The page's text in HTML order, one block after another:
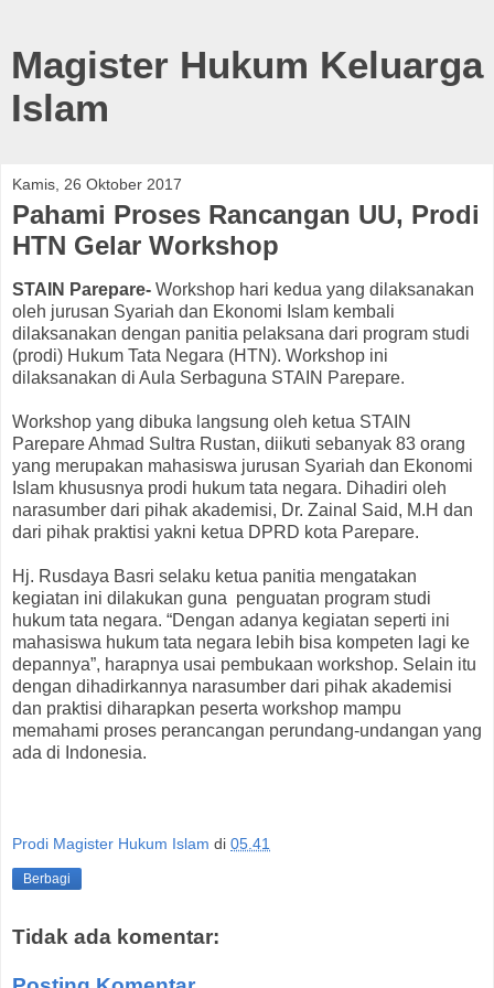
Magister Hukum Keluarga
Islam
Kamis, 26 Oktober 2017
Pahami Proses Rancangan UU, Prodi
HTN Gelar Workshop
STAIN Parepare- Workshop hari kedua yang dilaksanakan
oleh jurusan Syariah dan Ekonomi Islam kembali
dilaksanakan dengan panitia pelaksana dari program studi
(prodi) Hukum Tata Negara (HTN). Workshop ini
dilaksanakan di Aula Serbaguna STAIN Parepare.
Workshop yang dibuka langsung oleh ketua STAIN
Parepare Ahmad Sultra Rustan, diikuti sebanyak 83 orang
yang merupakan mahasiswa jurusan Syariah dan Ekonomi
Islam khususnya prodi hukum tata negara. Dihadiri oleh
narasumber dari pihak akademisi, Dr. Zainal Said, M.H dan
dari pihak praktisi yakni ketua DPRD kota Parepare.
Hj. Rusdaya Basri selaku ketua panitia mengatakan
kegiatan ini dilakukan guna penguatan program studi
hukum tata negara. “Dengan adanya kegiatan seperti ini
mahasiswa hukum tata negara lebih bisa kompeten lagi ke
depannya”, harapnya usai pembukaan workshop. Selain itu
dengan dihadirkannya narasumber dari pihak akademisi
dan praktisi diharapkan peserta workshop mampu
memahami proses perancangan perundang-undangan yang
ada di Indonesia.
Prodi Magister Hukum Islam di 05.41
Berbagi
Tidak ada komentar: